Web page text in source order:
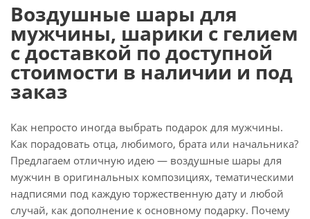
Воздушные шары для
мужчины, шарики с гелием
с доставкой по доступной
стоимости в наличии и под
заказ
Как непросто иногда выбрать подарок для мужчины.
Как порадовать отца, любимого, брата или начальника?
Предлагаем отличную идею — воздушные шары для
мужчин в оригинальных композициях, тематическими
надписями под каждую торжественную дату и любой
случай, как дополнение к основному подарку. Почему